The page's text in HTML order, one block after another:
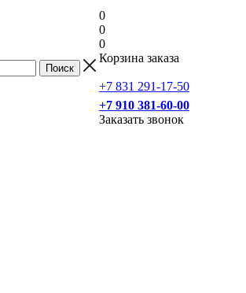
0
0
0
Корзина заказа
+7 831 291-17-50
+7 910 381-60-00
Заказать звонок